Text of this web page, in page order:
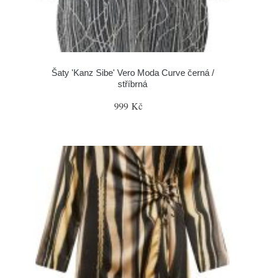
Šaty 'Kanz Sibe' Vero Moda Curve černá /
stříbrná
999 Kč